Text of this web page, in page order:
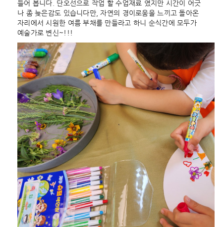
들어 봅니다. 단오선으로 작업 할 수업재료 였지만 시간이 어긋
나 좀 늦은감도 있습니다만, 자연의 경이로움을 느끼고 돌아온
자리에서 시원한 여름 부채를 만들라고 하니 순식간에 모두가
예술가로 변신~!!!